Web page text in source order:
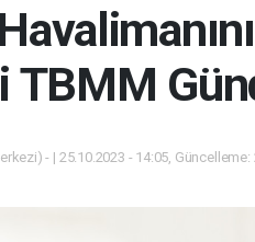
- | 25.10.2023 - 14:05, Güncelleme: